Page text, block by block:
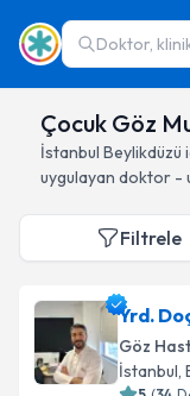
Doktor,
Çocuk Göz
İstanbul Beylikdüzü
uygulayan doktor -
Filtrele
Yrd.
Göz
İstanbul,